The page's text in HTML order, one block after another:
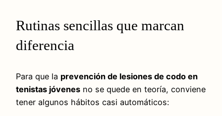
Rutinas sencillas que marcan
diferencia
Para que la prevención de lesiones de codo en
tenistas jóvenes no se quede en teoría, conviene
tener algunos hábitos casi automáticos: